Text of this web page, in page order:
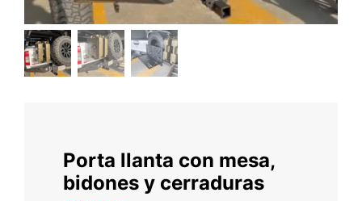
Porta llanta con mesa,
bidones y cerraduras